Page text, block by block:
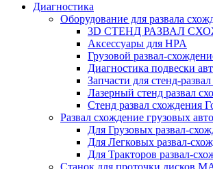
Диагностика
Оборудование для развала
3D СТЕНД РАЗВАЛ
Аксессуары для HPA
Грузовой развал-
Диагностика подвески
Запчасти для стенд-
Лазерный стенд развал
Стенд развал схождения
Развал схождение грузовых
Для Грузовых развал-
Для Легковых развал-
Для Тракторов развал-
Станок для проточки дисков